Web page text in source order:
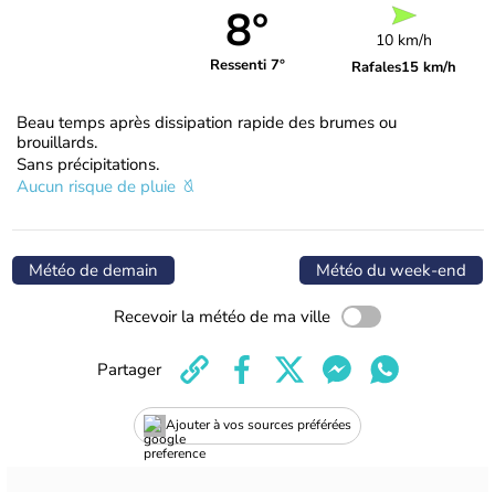
8°
Ressenti 7°
10 km/h
Rafales15 km/h
Beau temps après dissipation rapide des brumes ou
brouillards.
Sans précipitations.
Aucun risque de pluie
Météo de demain Météo du week-end
Recevoir la météo de ma ville
Ajouter à vos sources préférées
Partager